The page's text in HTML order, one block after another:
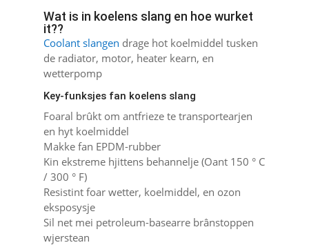
Wat is in koelens slang en hoe wurket
it??
Coolant slangen drage hot koelmiddel tusken
de radiator, motor, heater kearn, en
wetterpomp
Key-funksjes fan koelens slang
Foaral brûkt om antfrieze te transportearjen
en hyt koelmiddel
Makke fan EPDM-rubber
Kin ekstreme hjittens behannelje (Oant 150 ° C
/ 300 ° F)
Resistint foar wetter, koelmiddel, en ozon
eksposysje
Sil net mei petroleum-basearre brânstoppen
wjerstean